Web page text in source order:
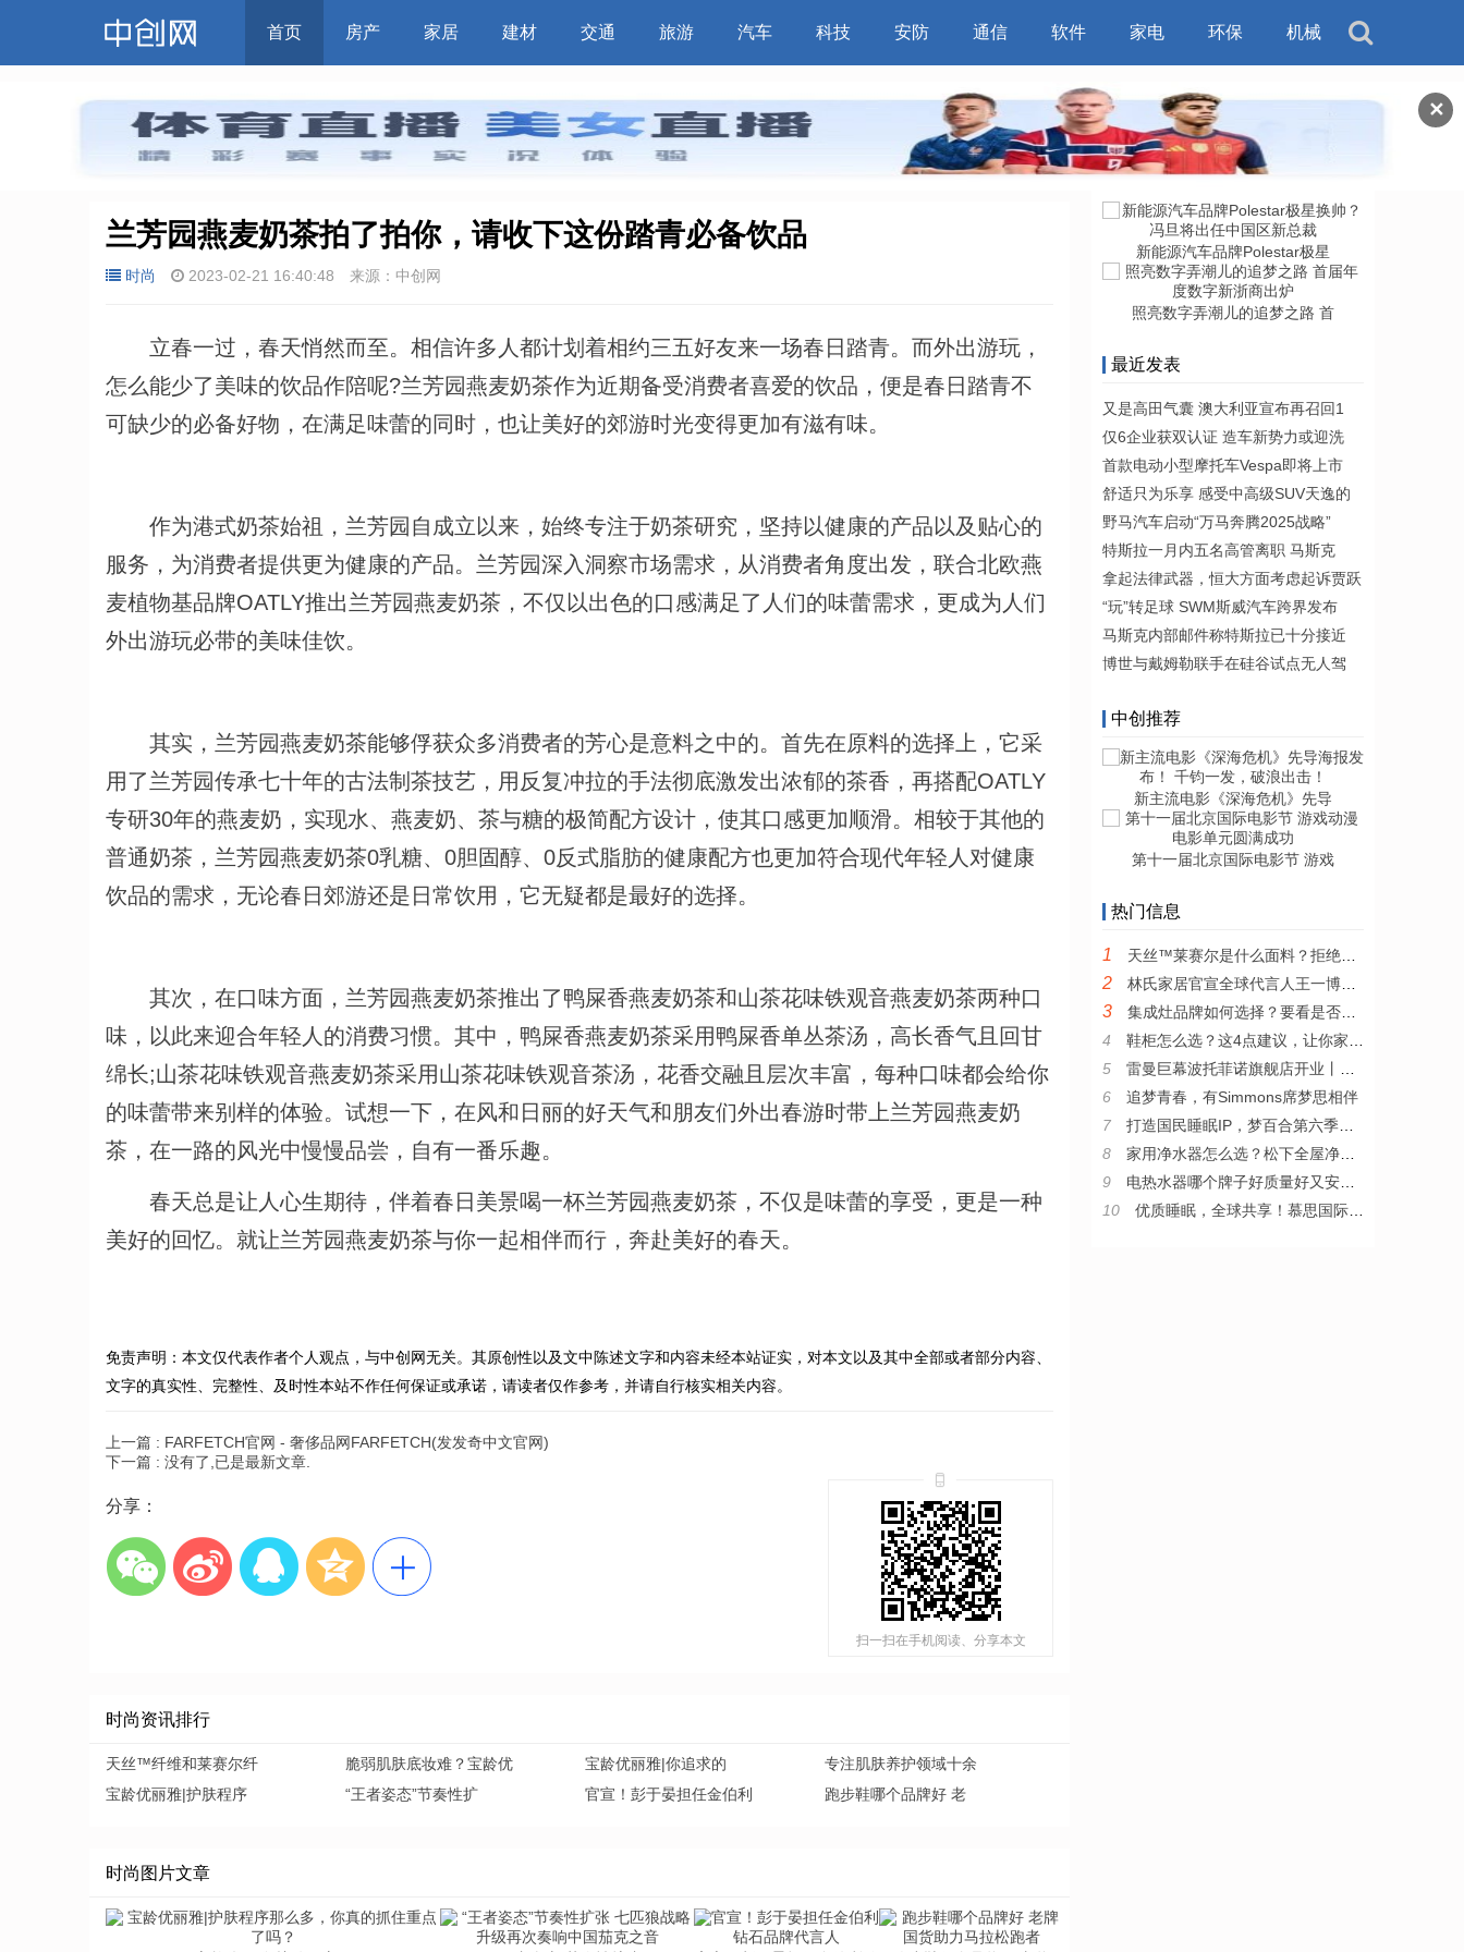
✕
首页 房产 家居 建材 交通 旅游 汽车 科技 安防 通信 软件 家电 环保 机械
兰芳园燕麦奶茶拍了拍你，请收下这份踏青必备饮品
时尚 2023-02-21 16:40:48 来源：中创网
立春一过，春天悄然而至。相信许多人都计划着相约三五好友来一场春日踏青。而外出游玩，
怎么能少了美味的饮品作陪呢?兰芳园燕麦奶茶作为近期备受消费者喜爱的饮品，便是春日踏青不
可缺少的必备好物，在满足味蕾的同时，也让美好的郊游时光变得更加有滋有味。
作为港式奶茶始祖，兰芳园自成立以来，始终专注于奶茶研究，坚持以健康的产品以及贴心的
服务，为消费者提供更为健康的产品。兰芳园深入洞察市场需求，从消费者角度出发，联合北欧燕
麦植物基品牌OATLY推出兰芳园燕麦奶茶，不仅以出色的口感满足了人们的味蕾需求，更成为人们
外出游玩必带的美味佳饮。
其实，兰芳园燕麦奶茶能够俘获众多消费者的芳心是意料之中的。首先在原料的选择上，它采
用了兰芳园传承七十年的古法制茶技艺，用反复冲拉的手法彻底激发出浓郁的茶香，再搭配OATLY
专研30年的燕麦奶，实现水、燕麦奶、茶与糖的极简配方设计，使其口感更加顺滑。相较于其他的
普通奶茶，兰芳园燕麦奶茶0乳糖、0胆固醇、0反式脂肪的健康配方也更加符合现代年轻人对健康
饮品的需求，无论春日郊游还是日常饮用，它无疑都是最好的选择。
其次，在口味方面，兰芳园燕麦奶茶推出了鸭屎香燕麦奶茶和山茶花味铁观音燕麦奶茶两种口
味，以此来迎合年轻人的消费习惯。其中，鸭屎香燕麦奶茶采用鸭屎香单丛茶汤，高长香气且回甘
绵长;山茶花味铁观音燕麦奶茶采用山茶花味铁观音茶汤，花香交融且层次丰富，每种口味都会给你
的味蕾带来别样的体验。试想一下，在风和日丽的好天气和朋友们外出春游时带上兰芳园燕麦奶
茶，在一路的风光中慢慢品尝，自有一番乐趣。
春天总是让人心生期待，伴着春日美景喝一杯兰芳园燕麦奶茶，不仅是味蕾的享受，更是一种
美好的回忆。就让兰芳园燕麦奶茶与你一起相伴而行，奔赴美好的春天。
免责声明：本文仅代表作者个人观点，与中创网无关。其原创性以及文中陈述文字和内容未经本站证实，对本文以及其中全部或者部分内容、
文字的真实性、完整性、及时性本站不作任何保证或承诺，请读者仅作参考，并请自行核实相关内容。
上一篇 : FARFETCH官网 - 奢侈品网FARFETCH(发发奇中文官网)
下一篇 : 没有了,已是最新文章.
分享：
扫一扫在手机阅读、分享本文
时尚资讯排行
天丝™纤维和莱赛尔纤 脆弱肌肤底妆难？宝龄优 宝龄优丽雅|你追求的
专注肌肤养护领域十余
宝龄优丽雅|护肤程序
“王者姿态”节奏性扩 官宣！彭于晏担任金伯利 跑步鞋哪个品牌好 老
时尚图片文章
新能源汽车品牌Polestar极星
照亮数字弄潮儿的追梦之路 首
最近发表
又是高田气囊 澳大利亚宣布再召回1
仅6企业获双认证 造车新势力或迎洗
首款电动小型摩托车Vespa即将上市
舒适只为乐享 感受中高级SUV天逸的
野马汽车启动“万马奔腾2025战略”
特斯拉一月内五名高管离职 马斯克
拿起法律武器，恒大方面考虑起诉贾跃
“玩”转足球 SWM斯威汽车跨界发布
马斯克内部邮件称特斯拉已十分接近
博世与戴姆勒联手在硅谷试点无人驾
中创推荐
新主流电影《深海危机》先导
第十一届北京国际电影节 游戏
热门信息
1 天丝™莱赛尔是什么面料？拒绝错误理解！它其实是一种纤维
2 林氏家居官宣全球代言人王一博，打造多元时尚的全球化家居品牌
3
集成灶品牌如何选择？要看是否有这些功能！
4
鞋柜怎么选？这4点建议，让你家装修少走弯路！
5
雷曼巨幕波托菲诺旗舰店开业丨见证，下一代超大·家庭巨幕
6
追梦青春，有Simmons席梦思相伴
7
打造国民睡眠IP，梦百合第六季全民试睡节引领0压睡眠新风尚
8
家用净水器怎么选？松下全屋净水系统值得推荐
9
电热水器哪个牌子好质量好又安全？耐用安全的电热水器推荐
10
优质睡眠，全球共享！慕思国际2022年全新品牌宣传片发布